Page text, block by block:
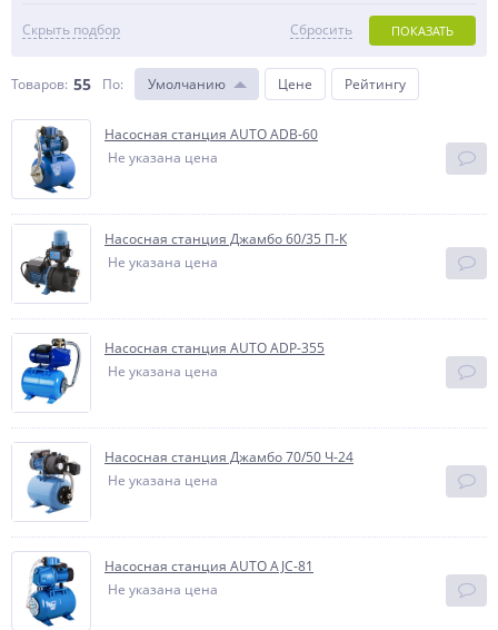
Скрыть подбор ПОКАЗАТЬ
Сбросить
Товаров: 55 По: Умолчанию Цене Рейтингу
Насосная станция AUTO ADB-60
Не указана цена
Насосная станция Джамбо 60/35 П-К
Не указана цена
Насосная станция AUTO ADP-355
Не указана цена
Насосная станция Джамбо 70/50 Ч-24
Не указана цена
Насосная станция AUTO AJС-81
Не указана цена